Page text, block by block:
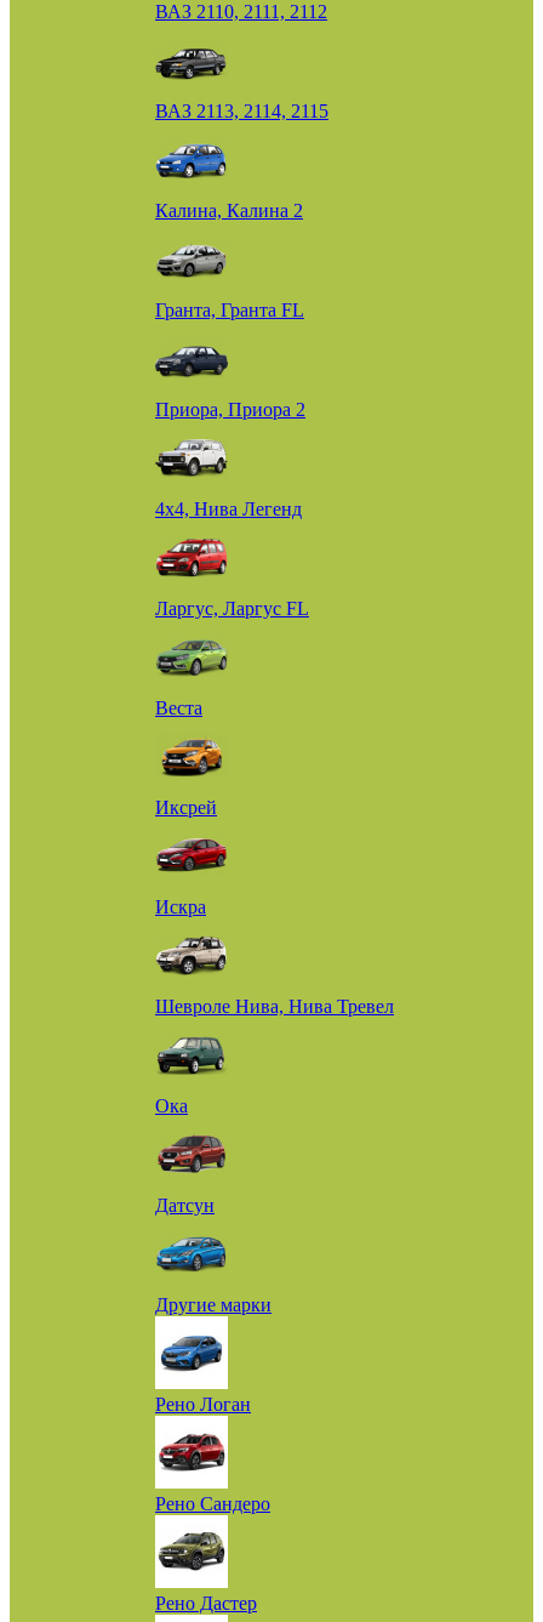
ВАЗ 2110, 2111, 2112
ВАЗ 2113, 2114, 2115
Калина, Калина 2
Гранта, Гранта FL
Приора, Приора 2
4х4, Нива Легенд
Ларгус, Ларгус FL
Веста
Иксрей
Искра
Шевроле Нива, Нива Тревел
Ока
Датсун
Другие марки
Рено Логан
Рено Сандеро
Рено Дастер